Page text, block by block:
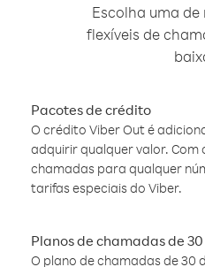
Escolha uma de
flexíveis de
Pacotes de crédito
O crédito Viber Out é
adquirir qualquer valor. Com
chamadas para qualquer
tarifas especiais do Viber.
Planos de chamadas de
O plano de chamadas de 30